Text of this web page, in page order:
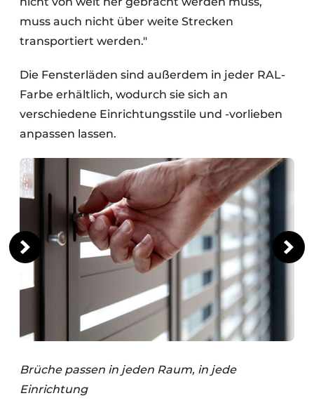
muss auch nicht über weite Strecken
transportiert werden."
Die Fensterläden sind außerdem in jeder RAL-
Farbe erhältlich, wodurch sie sich an
verschiedene Einrichtungsstile und -vorlieben
anpassen lassen.
Brüche passen in jeden Raum, in jede
Einrichtung